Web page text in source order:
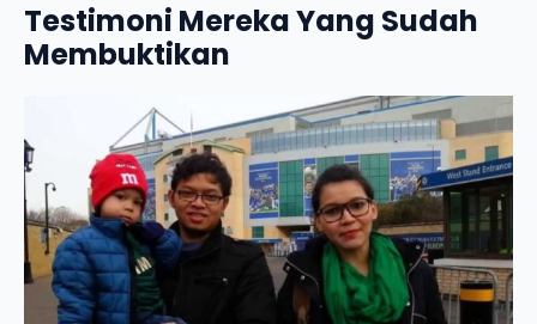
Testimoni Mereka Yang Sudah
Membuktikan